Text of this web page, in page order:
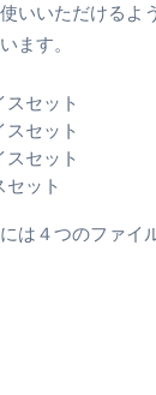
いいただけるよ
ます。
スセット
スセット
スセット
セット
は４つのファイ